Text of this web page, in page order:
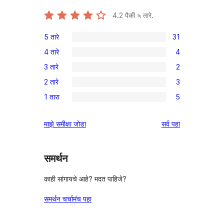
4.2 पैकी ५ तारे.
31
5-
तारांकित
परीक्षणे
5 तारे 31
4
4-
तारांकित
परीक्षणे
4 तारे 4
2
3-
तारांकित
3 तारे 2
3
2-
परीक्षणे
2 तारे 3
5
तारांकित
1 तारा 5
माझे समीक्षा जोडा सर्वपुनरावलोकने
पहा
समर्थन
काही सांगायचे आहे? मदत पाहिजे?
समर्थन चर्चामंच पहा